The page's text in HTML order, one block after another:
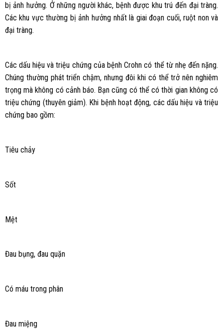
bị ảnh hưởng. Ở những người khác, bệnh được khu trú đến đại tràng.
Các khu vực thường bị ảnh hưởng nhất là giai đoạn cuối, ruột non và
đại tràng.
Các dấu hiệu và triệu chứng của bệnh Crohn có thể từ nhẹ đến nặng.
Chúng thường phát triển chậm, nhưng đôi khi có thể trở nên nghiêm
trọng mà không có cảnh báo. Bạn cũng có thể có thời gian không có
triệu chứng (thuyên giảm). Khi bệnh hoạt động, các dấu hiệu và triệu
chứng bao gồm:
Tiêu chảy
Sốt
Mệt
Đau bụng, đau quặn
Có máu trong phân
Đau miệng